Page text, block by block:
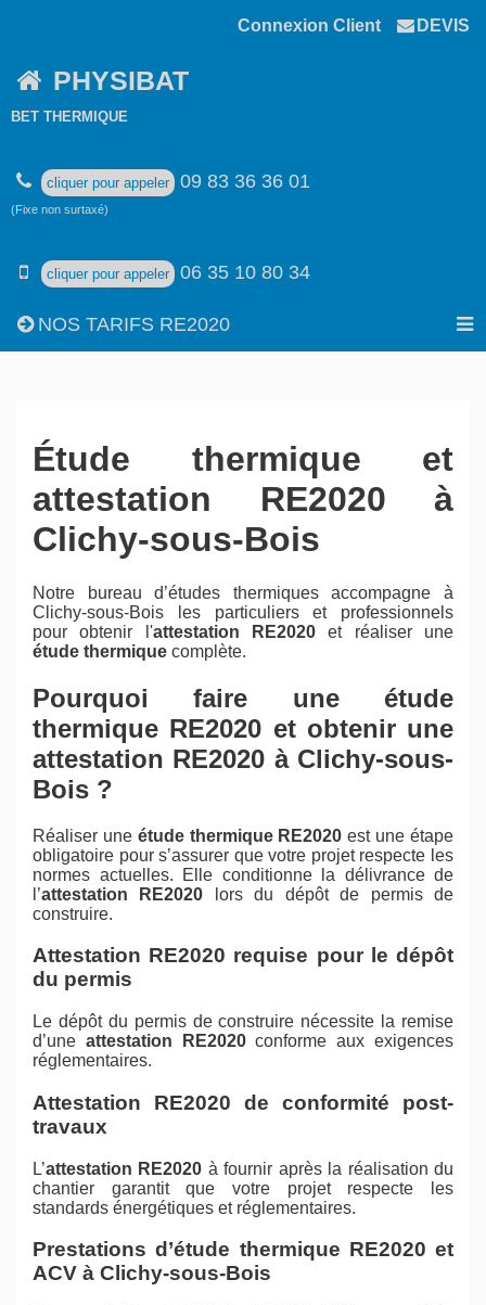
Connexion Client DEVIS
PHYSIBAT
BET THERMIQUE
cliquer pour appeler 09 83 36 36 01
(Fixe non surtaxé)
cliquer pour appeler 06 35 10 80 34
NOS TARIFS RE2020
Étude thermique et
attestation RE2020 à
Clichy-sous-Bois
Notre bureau d’études thermiques accompagne à
Clichy-sous-Bois les particuliers et professionnels
pour obtenir l'attestation RE2020 et réaliser une
étude thermique complète.
Pourquoi faire une étude
thermique RE2020 et obtenir une
attestation RE2020 à Clichy-sous-
Bois ?
Réaliser une étude thermique RE2020 est une étape
obligatoire pour s’assurer que votre projet respecte les
normes actuelles. Elle conditionne la délivrance de
l’attestation RE2020 lors du dépôt de permis de
construire.
Attestation RE2020 requise pour le dépôt
du permis
Le dépôt du permis de construire nécessite la remise
d’une attestation RE2020conforme aux exigences
réglementaires.
Attestation RE2020 de conformité post-
travaux
L’attestation RE2020 à fournir après la réalisation du
chantier garantit que votre projet respecte les
standards énergétiques et réglementaires.
Prestations d’étude thermique RE2020 et
ACV à Clichy-sous-Bois